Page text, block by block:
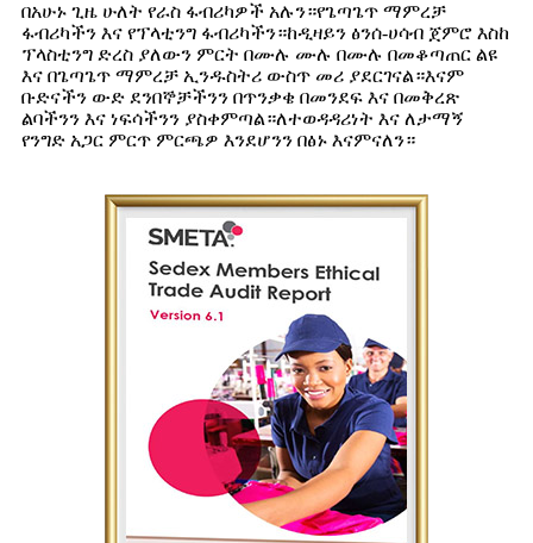
በአሁኑ ጊዜ ሁለት የራስ ፋብሪካዎች አሉን።የጌጣጌጥ ማምረቻ
ፋብሪካችን እና የፕላቲንግ ፋብሪካችን።ከዲዛይን ፅንሰ-ሀሳብ ጀምሮ እስከ
ፕላስቲንግ ድረስ ያለውን ምርት በሙሉ ሙሉ በሙሉ በመቆጣጠር ልዩ
እና በጌጣጌጥ ማምረቻ ኢንዱስትሪ ውስጥ መሪ ያደርገናል።እናም
ቡድናችን ውድ ደንበኞቻችንን በጥንቃቄ በመንደፍ እና በመቅረጽ
ልባችንን እና ነፍሳችንን ያስቀምጣል።ለተወዳዳሪነት እና ለታማኝ
የንግድ አጋር ምርጥ ምርጫዎ እንደሆንን በፅኑ እናምናለን።